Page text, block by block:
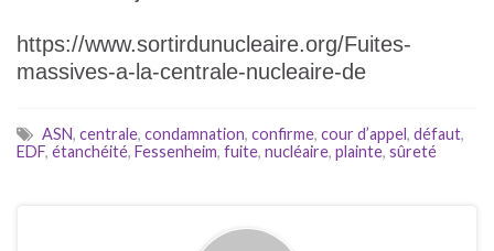
https://www.sortirdunucleaire.org/Fuites-
massives-a-la-centrale-nucleaire-de
ASN, centrale, condamnation, confirme, cour d’appel, défaut,
EDF, étanchéité, Fessenheim, fuite, nucléaire, plainte, sûreté